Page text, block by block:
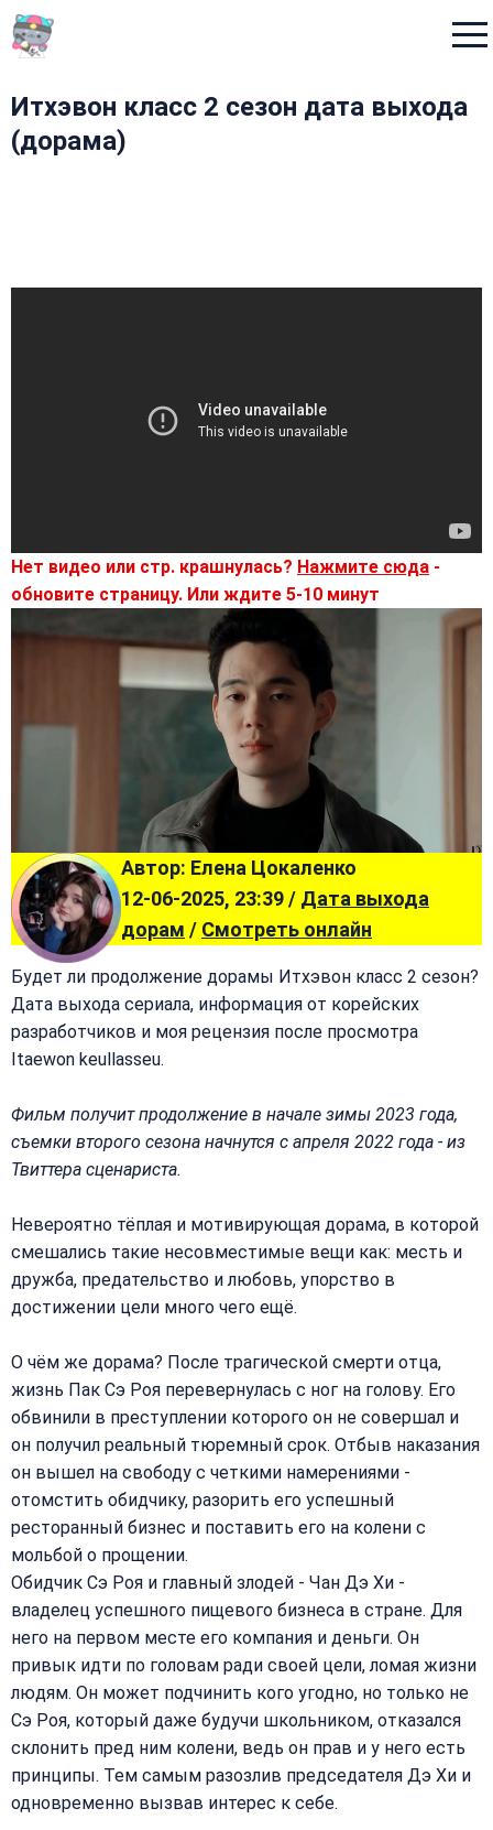
Итхэвон класс 2 сезон дата выхода
(дорама)
Нет видео или стр. крашнулась? Нажмите сюда -
обновите страницу. Или ждите 5-10 минут
Автор: Елена Цокаленко
12-06-2025, 23:39 / Дата выхода
дорам / Смотреть онлайн
Будет ли продолжение дорамы Итхэвон класс 2 сезон?
Дата выхода сериала, информация от корейских
разработчиков и моя рецензия после просмотра
Itaewon keullasseu.
Фильм получит продолжение в начале зимы 2023 года,
съемки второго сезона начнутся с апреля 2022 года - из
Твиттера сценариста.
Невероятно тёплая и мотивирующая дорама, в которой
смешались такие несовместимые вещи как: месть и
дружба, предательство и любовь, упорство в
достижении цели много чего ещё.
О чём же дорама? После трагической смерти отца,
жизнь Пак Сэ Роя перевернулась с ног на голову. Его
обвинили в преступлении которого он не совершал и
он получил реальный тюремный срок. Отбыв наказания
он вышел на свободу с четкими намерениями -
отомстить обидчику, разорить его успешный
ресторанный бизнес и поставить его на колени с
мольбой о прощении.
Обидчик Сэ Роя и главный злодей - Чан Дэ Хи -
владелец успешного пищевого бизнеса в стране. Для
него на первом месте его компания и деньги. Он
привык идти по головам ради своей цели, ломая жизни
людям. Он может подчинить кого угодно, но только не
Сэ Роя, который даже будучи школьником, отказался
склонить пред ним колени, ведь он прав и у него есть
принципы. Тем самым разозлив председателя Дэ Хи и
одновременно вызвав интерес к себе.